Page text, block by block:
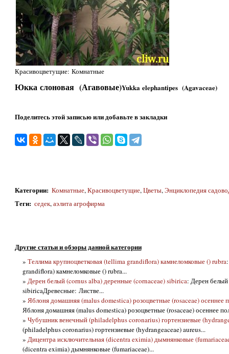
Красивоцветущие: Комнатные
Юкка слоновая (Агавовые)Yukka elephantipes (Agavaceae)
Поделитесь этой записью или добавьте в закладки
Категории: Комнатные,Красивоцветущие,Цветы,Энциклопедия
Теги: седек,аэлита агрофирма
Другие статьи и обзоры данной категории
» Теллима крупноцветковая (tellima grandiflora) камнеломковые () rubra
grandiflora) камнеломковые () rubra...
» Дерен белый (cornus alba) деренные (cornaceae) sibirica: Дерен белый
sibiricaДревесные: Листве...
» Яблоня домашняя (malus domestica) розоцветные (rosaceae) осеннее
Яблоня домашняя (malus domestica) розоцветные (rosaceae) осеннее
» Чубушник венечный (philadelphus coronarius) гортензиевые
(philadelphus coronarius) гортензиевые (hydrangeaceae) aureus...
» Дицентра исключительная (dicentra eximia) дымнянковые
(dicentra eximia) дымнянковые (fumariaceae)...